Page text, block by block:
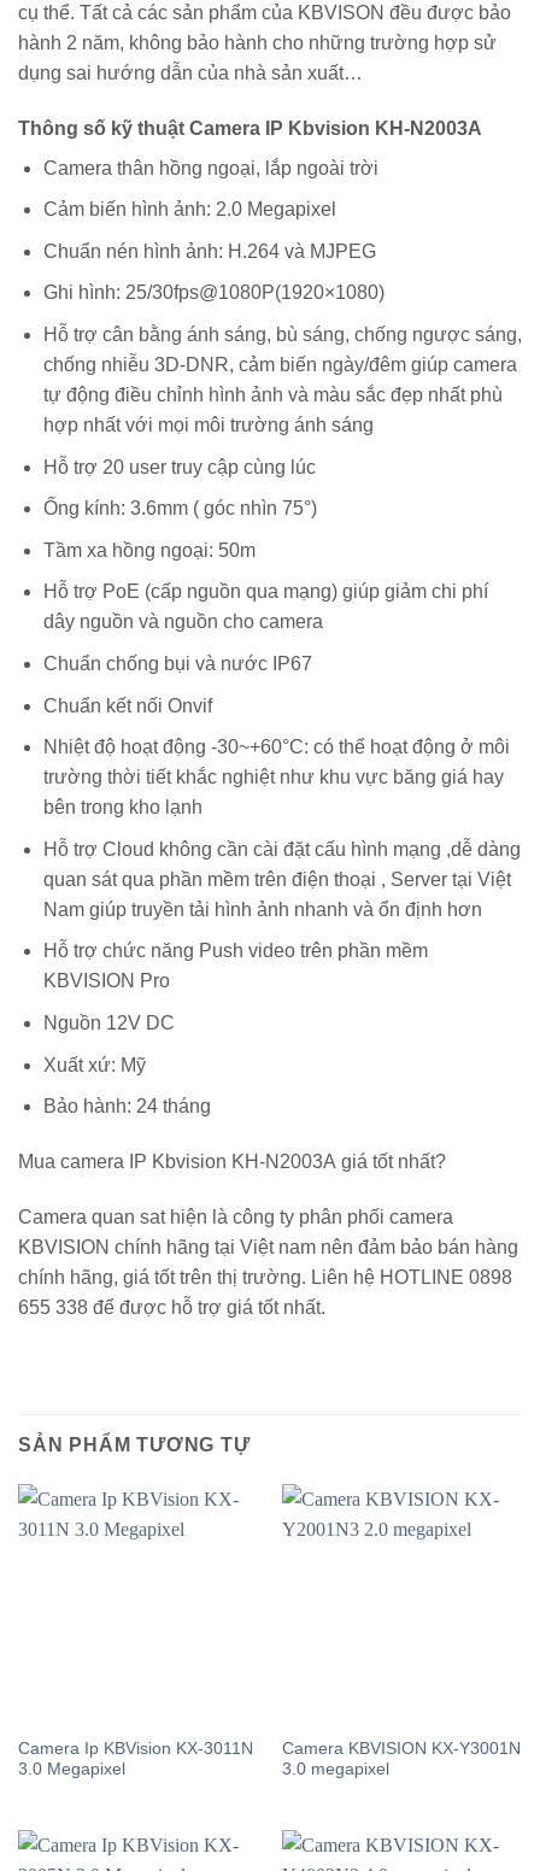
cụ thể. Tất cả các sản phẩm của KBVISON đều được bảo
hành 2 năm, không bảo hành cho những trường hợp sử
dụng sai hướng dẫn của nhà sản xuất…
Thông số kỹ thuật Camera IP Kbvision KH-N2003A
Camera thân hồng ngoại, lắp ngoài trời
Cảm biến hình ảnh: 2.0 Megapixel
Chuẩn nén hình ảnh: H.264 và MJPEG
Ghi hình: 25/30fps@1080P(1920×1080)
Hỗ trợ cân bằng ánh sáng, bù sáng, chống ngược sáng,
chống nhiễu 3D-DNR, cảm biến ngày/đêm giúp camera
tự động điều chỉnh hình ảnh và màu sắc đẹp nhất phù
hợp nhất với mọi môi trường ánh sáng
Hỗ trợ 20 user truy cập cùng lúc
Ống kính: 3.6mm ( góc nhìn 75°)
Tầm xa hồng ngoại: 50m
Hỗ trợ PoE (cấp nguồn qua mạng) giúp giảm chi phí
dây nguồn và nguồn cho camera
Chuẩn chống bụi và nước IP67
Chuẩn kết nối Onvif
Nhiệt độ hoạt động -30~+60°C: có thể hoạt động ở môi
trường thời tiết khắc nghiệt như khu vực băng giá hay
bên trong kho lạnh
Hỗ trợ Cloud không cần cài đặt cấu hình mạng ,dễ dàng
quan sát qua phần mềm trên điện thoại , Server tại Việt
Nam giúp truyền tải hình ảnh nhanh và ổn định hơn
Hỗ trợ chức năng Push video trên phần mềm
KBVISION Pro
Nguồn 12V DC
Xuất xứ: Mỹ
Bảo hành: 24 tháng
Mua camera IP Kbvision KH-N2003A giá tốt nhất?
Camera quan sat hiện là công ty phân phối camera
KBVISION chính hãng tại Việt nam nên đảm bảo bán hàng
chính hãng, giá tốt trên thị trường. Liên hệ HOTLINE 0898
655 338 để được hỗ trợ giá tốt nhất.
SẢN PHẨM TƯƠNG TỰ
Camera Ip KBVision KX-3011N
3.0 Megapixel
Camera KBVISION KX-Y3001N
3.0 megapixel